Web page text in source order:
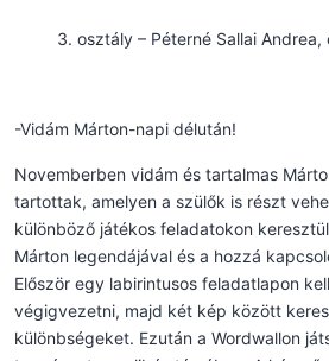
osztály – Péterné Sallai
-Vidám Márton-napi délután!
Novemberben vidám és tartalmas
tartottak, amelyen a szülők is részt
különböző játékos feladatokon
Márton legendájával és a hozzá
Először egy labirintusos feladatlapon
végigvezetni, majd két kép között
különbségeket. Ezután a Wordwallon